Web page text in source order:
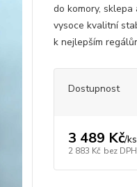
do komory,
vysoce kvalitní
k nejlepším
Dostupnost
3 489 Kč/ks
2 883 Kč bez DPH